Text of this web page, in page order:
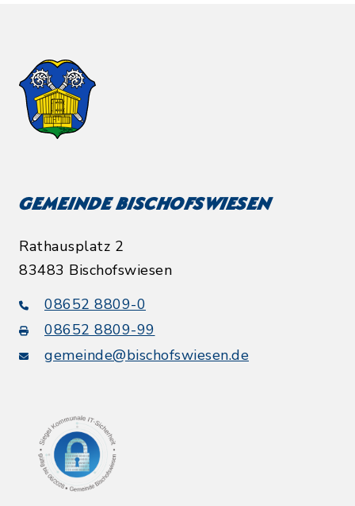
Gemeinde Bischofswiesen
Rathausplatz 2
83483 Bischofswiesen
08652 8809-0
08652 8809-99
gemeinde@bischofswiesen.de